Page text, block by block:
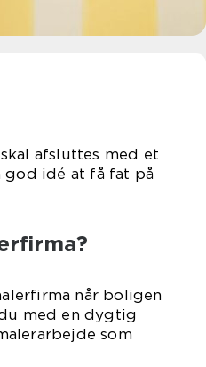
afsluttes med et
god idé at få fat på
når boligen
med en dygtig
som